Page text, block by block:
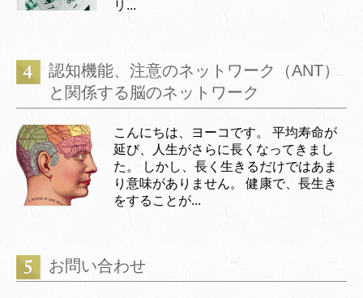
リ...
認知機能、注意のネットワーク（ANT）
と関係する脳のネットワーク
こんにちは、ヨーコです。 平均寿命が
延び、人生がさらに長くなってきまし
た。 しかし、長く生きるだけではあま
り意味がありません。 健康で、長生き
をすることが...
お問い合わせ